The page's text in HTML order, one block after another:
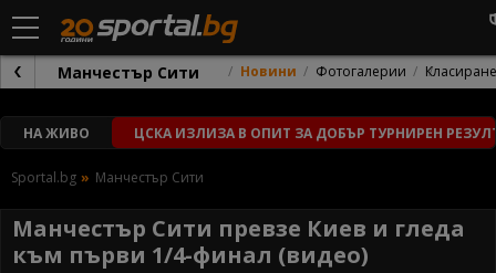
Манчестър Сити Новини Фотогалерии Класиране
НА ЖИВО ЦСКА ИЗЛИЗА В ОПИТ ЗА ДОБЪР ТУРНИРЕН
Sportal.bg Манчестър Сити
Манчестър Сити превзе Киев и гледа
към първи 1/4-финал (видео)